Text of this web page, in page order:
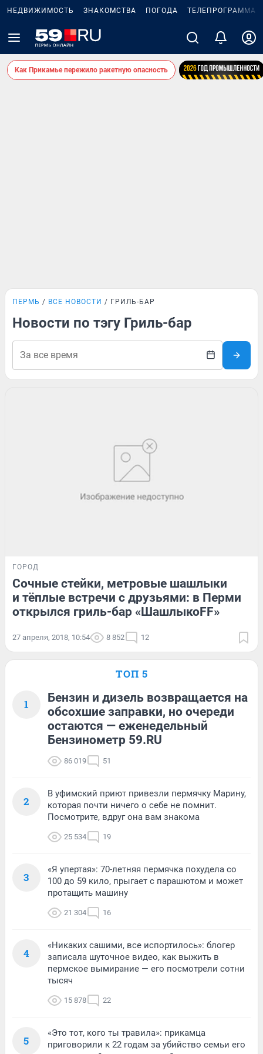
НЕДВИЖИМОСТЬ ЗНАКОМСТВА ПОГОДА ТЕЛЕПРОГРАММА
Как Прикамье пережило ракетную опасность
ПЕРМЬ ВСЕ НОВОСТИ ГРИЛЬ-БАР
Новости по тэгу Гриль-бар
ГОРОД
Сочные стейки, метровые шашлыки
и тёплые встречи с друзьями: в Перми
открылся гриль-бар «ШашлыкоFF»
27 апреля, 2018, 10:54 8 852 12
ТОП 5
1
Бензин и дизель возвращается на
обсохшие заправки, но очереди
остаются — еженедельный
Бензинометр 59.RU
86 019 51
2
В уфимский приют привезли пермячку Марину,
которая почти ничего о себе не помнит.
Посмотрите, вдруг она вам знакома
25 534 19
3
«Я упертая»: 70-летняя пермячка похудела со
100 до 59 кило, прыгает с парашютом и может
протащить машину
21 304 16
4
«Никаких сашими, все испортилось»: блогер
записала шуточное видео, как выжить в
пермское вымирание — его посмотрели сотни
тысяч
15 878 22
5
«Это тот, кого ты травила»: прикамца
приговорили к 22 годам за убийство семьи его